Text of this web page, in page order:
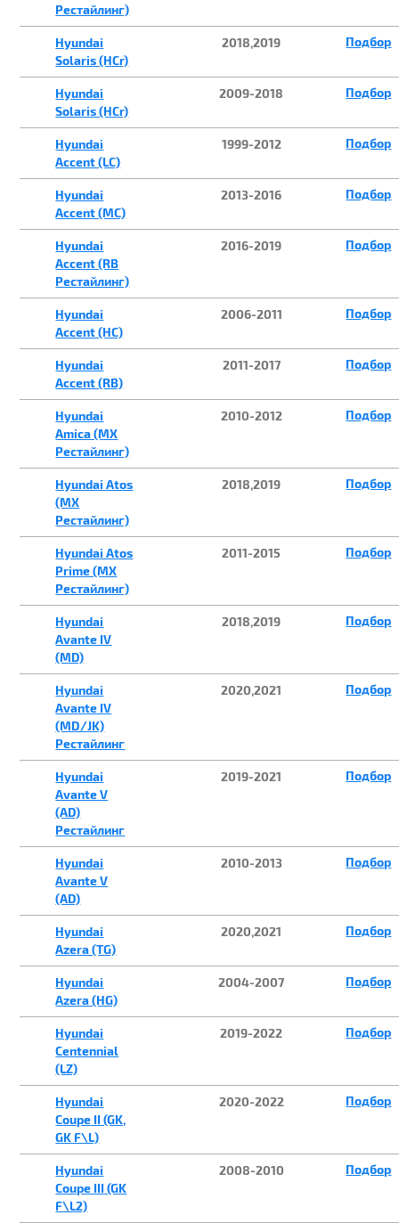
Рестайлинг)
Hyundai
Solaris (HCr)
2018,2019 Подбор
Hyundai
Solaris (HCr)
2009-2018 Подбор
Hyundai
Accent (LC)
1999-2012 Подбор
Hyundai
Accent (MC)
2013-2016 Подбор
Hyundai
Accent (RB
Рестайлинг)
2016-2019 Подбор
Hyundai
Accent (HC)
2006-2011 Подбор
Hyundai
Accent (RB)
2011-2017 Подбор
Hyundai
Amica (MX
Рестайлинг)
2010-2012 Подбор
Hyundai Atos
(MX
Рестайлинг)
2018,2019 Подбор
Hyundai Atos
Prime (MX
Рестайлинг)
2011-2015 Подбор
Hyundai
Avante IV
(MD)
2018,2019 Подбор
Hyundai
Avante IV
(MD/JK)
Рестайлинг
2020,2021 Подбор
Hyundai
Avante V
(AD)
Рестайлинг
2019-2021 Подбор
Hyundai
Avante V
(AD)
2010-2013 Подбор
Hyundai
Azera (TG)
2020,2021 Подбор
Hyundai
Azera (HG)
2004-2007 Подбор
Hyundai
Centennial
(LZ)
2019-2022 Подбор
Hyundai
Coupe II (GK,
GK F\L)
2020-2022 Подбор
Hyundai
Coupe III (GK
F\L2)
2008-2010 Подбор